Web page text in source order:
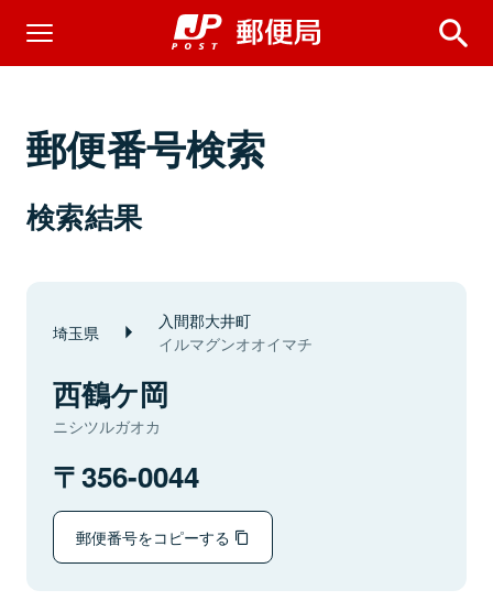
郵便番号検索
検索結果
埼玉県 入間郡大井町
イルマグンオオイマチ
西鶴ケ岡
ニシツルガオカ
356-0044
郵便番号をコピーする